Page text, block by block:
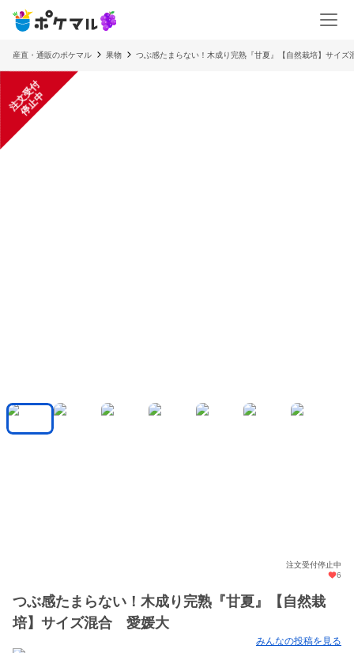
産直・通販のポケマル 果物 つぶ感たまらない！木成り完熟『甘夏』【自然栽培】サイ
注
文
受
付
停
止
中
注文受付停止中
6
つぶ感たまらない！木成り完熟『甘夏』【自然栽
培】サイズ混合 愛媛大
みんなの投稿を見る